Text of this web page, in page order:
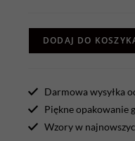
DODAJ DO
Darmowa wysyłka
Piękne opakowanie
Wzory w